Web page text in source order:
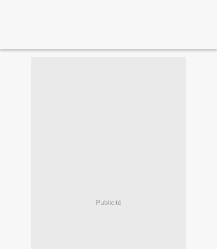
Publicité